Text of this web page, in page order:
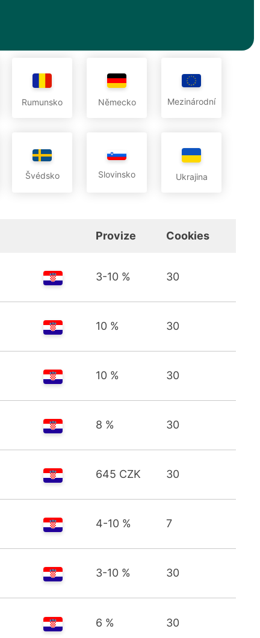
Rumunsko Německo Mezinárodní
Švédsko Slovinsko Ukrajina
Provize Cookies
3-10 % 30
10 % 30
10 % 30
8 % 30
645 CZK 30
4-10 % 7
3-10 % 30
6 % 30